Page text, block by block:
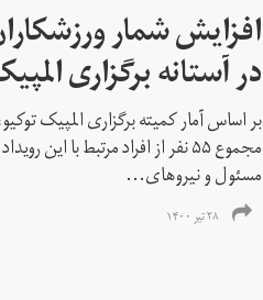
افزایش شمار
در آستانه برگزاری
بر اساس آمار کمیته برگزاری المپیک
مجموع ۵۵ نفر از افراد مرتبط با
مسئول و نیروهای...
۲۸ تیر ۱۴۰۰